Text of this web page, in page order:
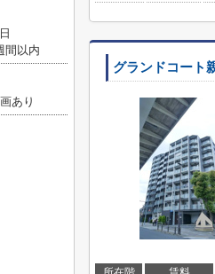
グランドコート
間以内
あり